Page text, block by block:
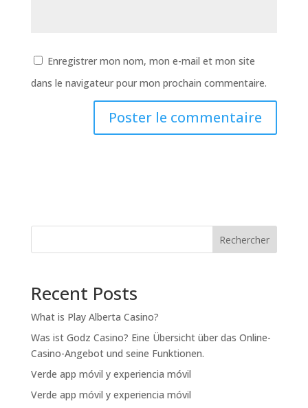
Enregistrer mon nom, mon e-mail et mon site
dans le navigateur pour mon prochain commentaire.
Rechercher
Recent Posts
What is Play Alberta Casino?
Was ist Godz Casino? Eine Übersicht über das Online-
Casino-Angebot und seine Funktionen.
Verde app móvil y experiencia móvil
Verde app móvil y experiencia móvil